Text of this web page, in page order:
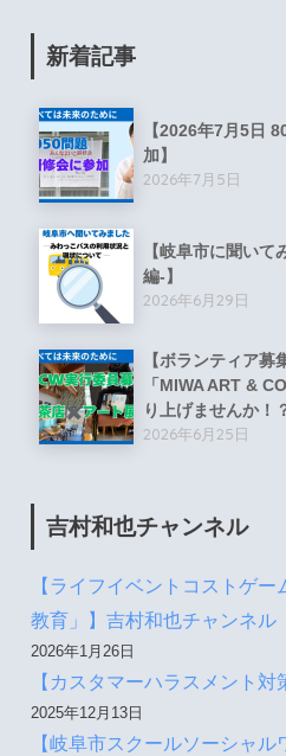
新着記事
【2026年7月5日
加】
2026年7月5日
【岐阜市に聞い
編-】
2026年6月29日
【ボランティア
「MIWA ART &
り上げませんか！
2026年6月25日
吉村和也チャンネル
【ライフイベントコストゲ
教育」】吉村和也チャンネル
2026年1月26日
【カスタマーハラスメント
2025年12月13日
【岐阜市スクールソーシャル